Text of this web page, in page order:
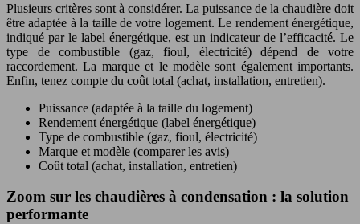
Plusieurs critères sont à considérer. La puissance de la chaudière doit
être adaptée à la taille de votre logement. Le rendement énergétique,
indiqué par le label énergétique, est un indicateur de l’efficacité. Le
type de combustible (gaz, fioul, électricité) dépend de votre
raccordement. La marque et le modèle sont également importants.
Enfin, tenez compte du coût total (achat, installation, entretien).
Puissance (adaptée à la taille du logement)
Rendement énergétique (label énergétique)
Type de combustible (gaz, fioul, électricité)
Marque et modèle (comparer les avis)
Coût total (achat, installation, entretien)
Zoom sur les chaudières à condensation : la solution
performante